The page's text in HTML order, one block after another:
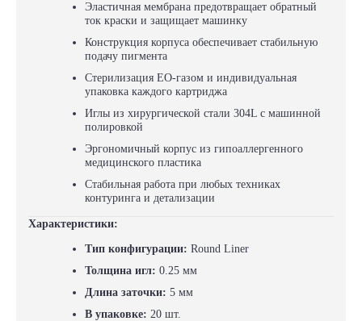
Эластичная мембрана предотвращает обратный
ток краски и защищает машинку
Конструкция корпуса обеспечивает стабильную
подачу пигмента
Стерилизация EO-газом и индивидуальная
упаковка каждого картриджа
Иглы из хирургической стали 304L с машинной
полировкой
Эргономичный корпус из гипоаллергенного
медицинского пластика
Стабильная работа при любых техниках
контуринга и детализации
Характеристики:
Тип конфигурации: Round Liner
Толщина игл: 0.25 мм
Длина заточки: 5 мм
В упаковке: 20 шт.